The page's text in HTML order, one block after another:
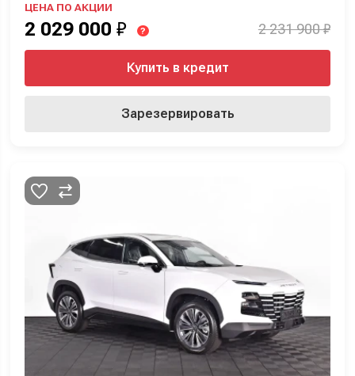
ЦЕНА ПО АКЦИИ
2 029 000 ₽ ? 2 231 900 ₽
Купить в кредит
Зарезервировать